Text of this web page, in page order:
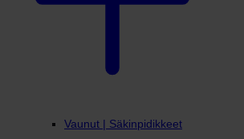
Vaunut | Säkinpidikkeet